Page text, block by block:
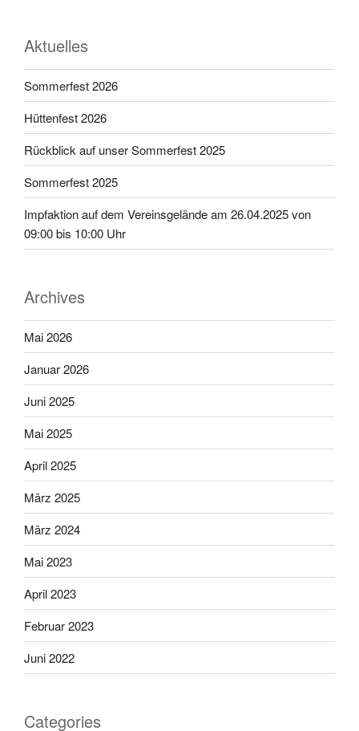
Aktuelles
Sommerfest 2026
Hüttenfest 2026
Rückblick auf unser Sommerfest 2025
Sommerfest 2025
Impfaktion auf dem Vereinsgelände am 26.04.2025 von
09:00 bis 10:00 Uhr
Archives
Mai 2026
Januar 2026
Juni 2025
Mai 2025
April 2025
März 2025
März 2024
Mai 2023
April 2023
Februar 2023
Juni 2022
Categories